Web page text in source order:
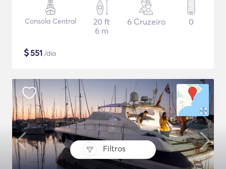
Filtros
Consola Central
20 ft
6 m
6 Cruzeiro 0
$551 /dia